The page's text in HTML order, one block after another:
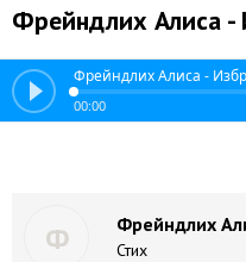
Фрейндлих Алиса -
Фрейндлих Алиса -
00:00
Ф Фрейндлих
Стих